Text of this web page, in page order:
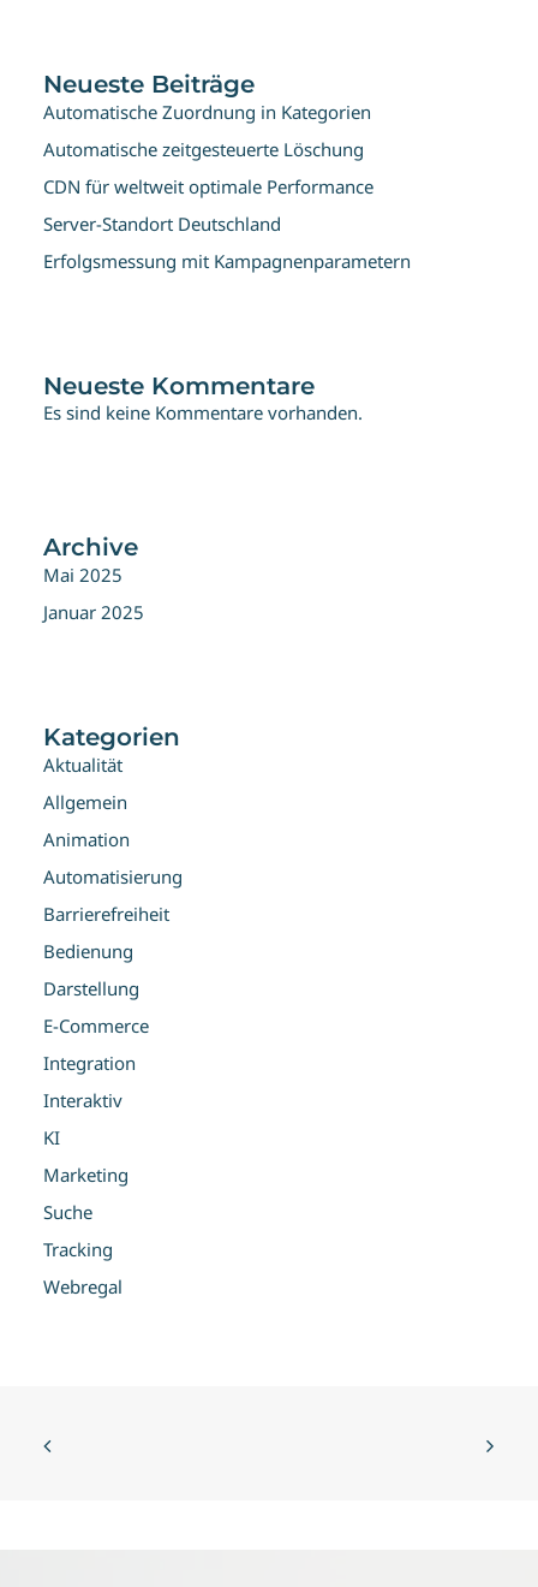
Neueste Beiträge
Automatische Zuordnung in Kategorien
Automatische zeitgesteuerte Löschung
CDN für weltweit optimale Performance
Server-Standort Deutschland
Erfolgsmessung mit Kampagnenparametern
Neueste Kommentare
Es sind keine Kommentare vorhanden.
Archive
Mai 2025
Januar 2025
Kategorien
Aktualität
Allgemein
Animation
Automatisierung
Barrierefreiheit
Bedienung
Darstellung
E-Commerce
Integration
Interaktiv
KI
Marketing
Suche
Tracking
Webregal